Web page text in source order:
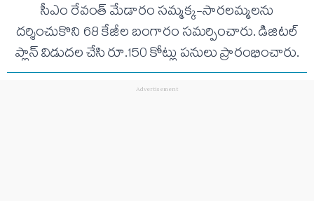
సీఎం రేవంత్ మేడారం సమ్మక్క-సారలమ్మలను
దర్శించుకొని 68 కేజీల బంగారం సమర్పించారు. డిజిటల్
ప్లాన్ విడుదల చేసి రూ.150 కోట్లు పనులు ప్రారంభించారు.